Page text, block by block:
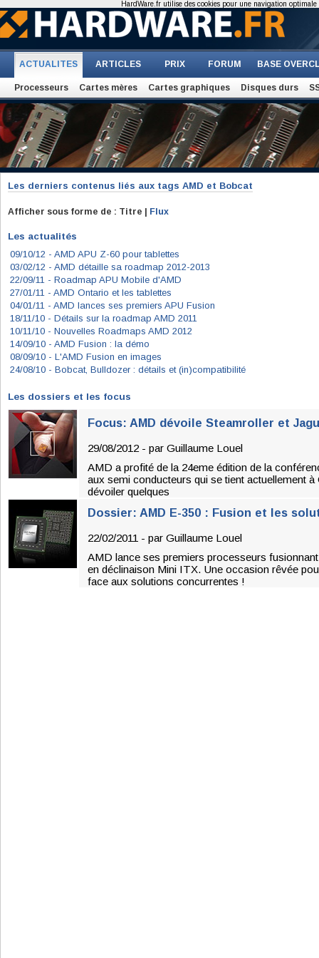
ACTUALITES ARTICLES PRIX FORUM BASE
Processeurs Cartes mères Cartes graphiques Disques durs
Les derniers contenus liés aux tags AMD et Bobcat
Afficher sous forme de : Titre | Flux
Les actualités
09/10/12 - AMD APU Z-60 pour tablettes
03/02/12 - AMD détaille sa roadmap 2012-2013
22/09/11 - Roadmap APU Mobile d'AMD
27/01/11 - AMD Ontario et les tablettes
04/01/11 - AMD lances ses premiers APU Fusion
18/11/10 - Détails sur la roadmap AMD 2011
10/11/10 - Nouvelles Roadmaps AMD 2012
14/09/10 - AMD Fusion : la démo
08/09/10 - L'AMD Fusion en images
24/08/10 - Bobcat, Bulldozer : détails et (in)compatibilité
Les dossiers et les focus
Focus: AMD dévoile Steamroller et
29/08/2012 - par Guillaume Louel
AMD a profité de la 24eme édition de la
aux semi conducteurs qui se tient actuellement
dévoiler quelques
Dossier: AMD E-350 : Fusion et les
22/02/2011 - par Guillaume Louel
AMD lance ses premiers processeurs
en déclinaison Mini ITX. Une occasion rêvée
face aux solutions concurrentes !
HardWare.fr utilise des cookies pour une navigation